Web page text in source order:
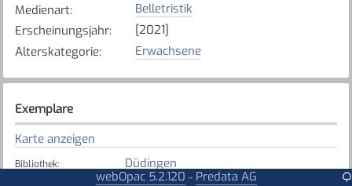
Medienart:
Belletristik
Erscheinungsjahr:
[2021]
Alterskategorie: Erwachsene
Exemplare
Karte anzeigen
Bibliothek: Düdingen
Verfügbar
webOpac 5.2.120 - Predata AG